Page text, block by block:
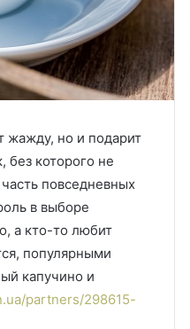
жажду, но и подарит
которого не
повседневных
в выборе
а кто-то любит
популярными
капучино и
partners/298615-